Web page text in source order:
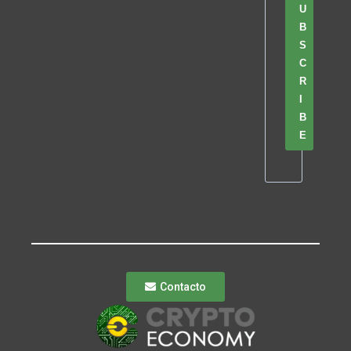
U
B
S
C
R
B
E
Contacto